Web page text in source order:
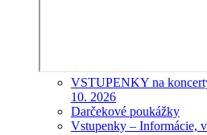
VSTUPENKY na
10. 2026
Darčekové poukážky
Vstupenky – Informácie,